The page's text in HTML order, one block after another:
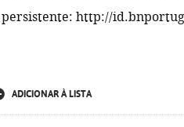
http://
ADICIONAR À LISTA